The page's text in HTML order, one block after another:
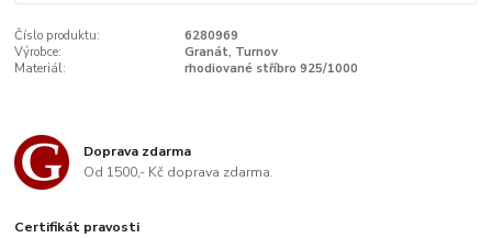
Číslo produktu:
6280969
Výrobce:
Granát, Turnov
Materiál:
rhodiované stříbro 925/1000
Doprava zdarma
Od 1500,- Kč doprava zdarma.
Certifikát pravosti